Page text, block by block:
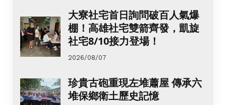
大寮社宅首日詢問破百人氣爆
棚！高雄社宅雙箭齊發，凱旋
社宅8/10接力登場！
2026/08/07
珍貴古砲重現左堆蕭屋 傳承六
堆保鄉衛土歷史記憶